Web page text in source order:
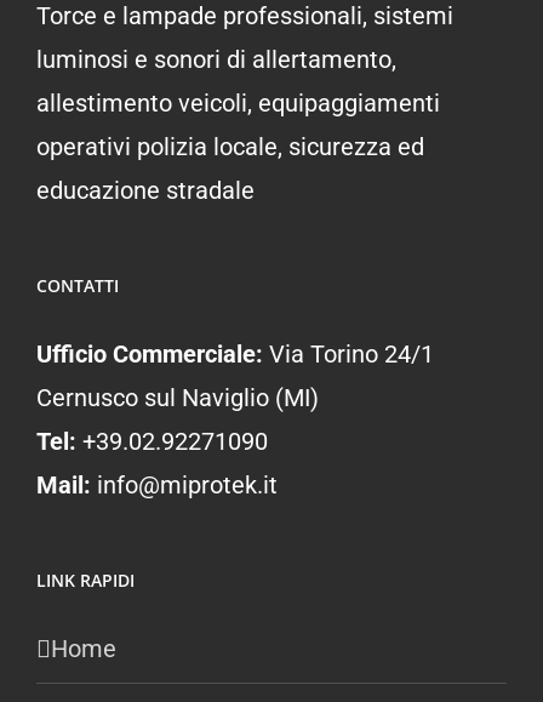
Torce e lampade professionali, sistemi
luminosi e sonori di allertamento,
allestimento veicoli, equipaggiamenti
operativi polizia locale, sicurezza ed
educazione stradale
CONTATTI
Ufficio Commerciale: Via Torino 24/1
Cernusco sul Naviglio (MI)
Tel: +39.02.92271090
Mail: info@miprotek.it
LINK RAPIDI
Home